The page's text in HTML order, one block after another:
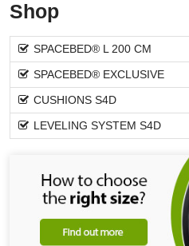
Shop
SPACEBED® L 200 CM
SPACEBED® EXCLUSIVE
CUSHIONS S4D
LEVELING SYSTEM S4D